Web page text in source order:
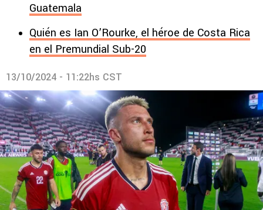
Guatemala
Quién es Ian O’Rourke, el héroe de Costa Rica
en el Premundial Sub-20
13/10/2024 - 11:22hs CST